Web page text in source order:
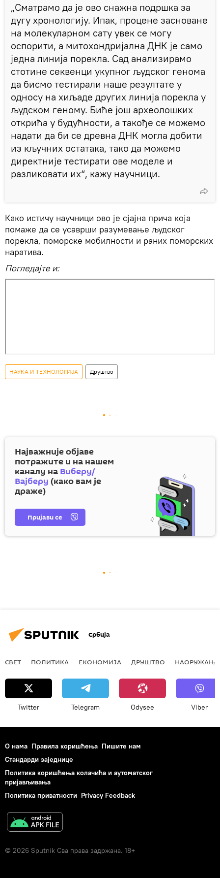
„Сматрамо да је ово снажна подршка за
дугу хронологију. Ипак, процене засноване
на молекуларном сату увек се могу
оспорити, а митохондријална ДНК је само
једна линија порекла. Сад анализирамо
стотине секвенци укупног људског генома
да бисмо тестирали наше резултате у
односу на хиљаде других линија порекла у
људском геному. Биће још археолошких
открића у будућности, а такође се можемо
надати да би се древна ДНК могла добити
из кључних остатака, тако да можемо
директније тестирати ове моделе и
разликовати их“, кажу научници.
Како истичу научници ово је сјајна прича која
помаже да се усаврши разумевање људског
порекла, поморске мобилности и раних поморских
наратива.
Погледајте и:
НАУКА И ТЕХНОЛОГИЈА Друштво
Најважније објаве
потражите и на нашем
каналу на Виберу/
Вајберу (како вам је
драже)
Пријави се
Србија
СВЕТ ПОЛИТИКА ЕКОНОМИЈА ДРУШТВО НАОРУЖАЊЕ
Twitter Telegram Odysee Viber
О нама Правила коришћења Пишите нам
Стандарди заједнице
Политика коришћења колачића и аутоматског
пријављивања
Политика приватности Privacy Feedback
© 2026 Sputnik Сва права задржана. 18+